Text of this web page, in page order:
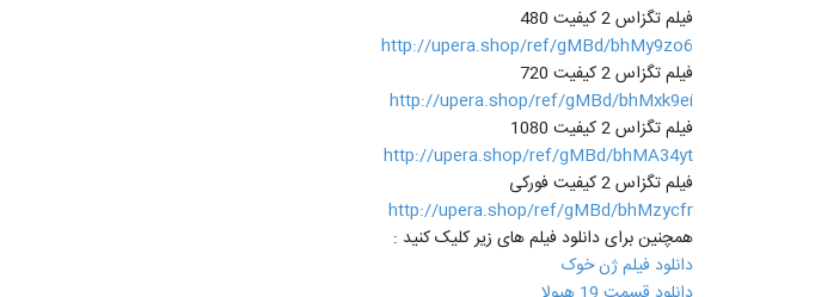
فیلم تگزاس 2 کیفیت 480
http://upera.shop/ref/gMBd/bhMy9zo6
فیلم تگزاس 2 کیفیت 720
http://upera.shop/ref/gMBd/bhMxk9ei
فیلم تگزاس 2 کیفیت 1080
http://upera.shop/ref/gMBd/bhMA34yt
فیلم تگزاس 2 کیفیت فورکی
http://upera.shop/ref/gMBd/bhMzycfr
همچنین برای دانلود فیلم های زیر کلیک کنید :
دانلود فیلم ژن خوک